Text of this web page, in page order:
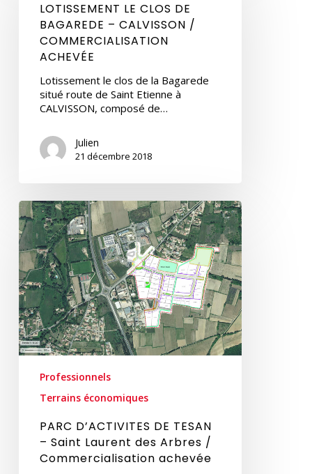
BAGAREDE
CALVISSON
COMMERCIALISATION
ACHEVÉE
LOTISSEMENT LE CLOS DE
BAGAREDE – CALVISSON /
COMMERCIALISATION
ACHEVÉE
Lotissement le clos de la Bagarede
situé route de Saint Etienne à
CALVISSON, composé de…
Julien
21 décembre 2018
PARC
D’ACTIVITES
DE
TESAN
–
Saint
Laurent
des
Arbres
/
Commercialisation
Professionnels
Terrains économiques
PARC D’ACTIVITES DE TESAN
– Saint Laurent des Arbres /
Commercialisation achevée